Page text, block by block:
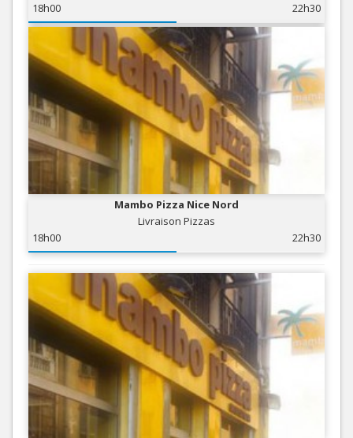
18h00
22h30
Mambo Pizza Nice Nord
Livraison Pizzas
18h00
22h30